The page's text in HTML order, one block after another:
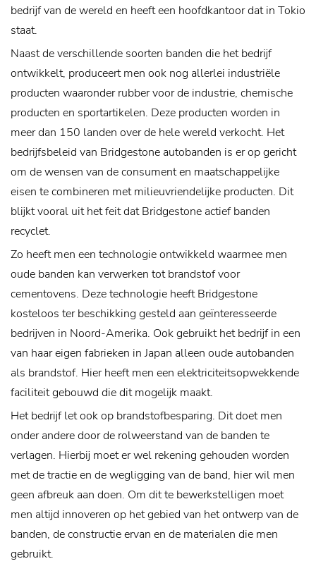
bedrijf van de wereld en heeft een hoofdkantoor dat in Tokio
staat.
Naast de verschillende soorten banden die het bedrijf
ontwikkelt, produceert men ook nog allerlei industriële
producten waaronder rubber voor de industrie, chemische
producten en sportartikelen. Deze producten worden in
meer dan 150 landen over de hele wereld verkocht. Het
bedrijfsbeleid van Bridgestone autobanden is er op gericht
om de wensen van de consument en maatschappelijke
eisen te combineren met milieuvriendelijke producten. Dit
blijkt vooral uit het feit dat Bridgestone actief banden
recyclet.
Zo heeft men een technologie ontwikkeld waarmee men
oude banden kan verwerken tot brandstof voor
cementovens. Deze technologie heeft Bridgestone
kosteloos ter beschikking gesteld aan geïnteresseerde
bedrijven in Noord-Amerika. Ook gebruikt het bedrijf in een
van haar eigen fabrieken in Japan alleen oude autobanden
als brandstof. Hier heeft men een elektriciteitsopwekkende
faciliteit gebouwd die dit mogelijk maakt.
Het bedrijf let ook op brandstofbesparing. Dit doet men
onder andere door de rolweerstand van de banden te
verlagen. Hierbij moet er wel rekening gehouden worden
met de tractie en de wegligging van de band, hier wil men
geen afbreuk aan doen. Om dit te bewerkstelligen moet
men altijd innoveren op het gebied van het ontwerp van de
banden, de constructie ervan en de materialen die men
gebruikt.